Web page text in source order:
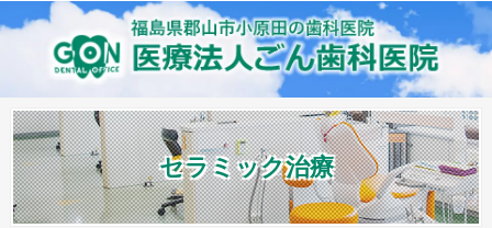
セラミック治療